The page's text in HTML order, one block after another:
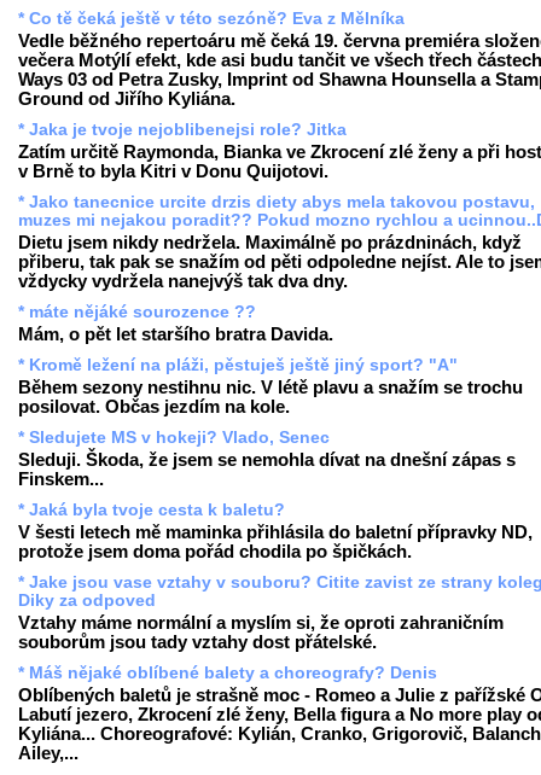
* Co tě čeká ještě v této sezóně? Eva z Mělníka
Vedle běžného repertoáru mě čeká 19. června premiéra
večera Motýlí efekt, kde asi budu tančit ve všech třech
Ways 03 od Petra Zusky, Imprint od Shawna Hounsella a
Ground od Jiřího Kyliána.
* Jaka je tvoje nejoblibenejsi role? Jitka
Zatím určitě Raymonda, Bianka ve Zkrocení zlé ženy a při
v Brně to byla Kitri v Donu Quijotovi.
* Jako tanecnice urcite drzis diety abys mela takovou postavu,
muzes mi nejakou poradit?? Pokud mozno rychlou a
Dietu jsem nikdy nedržela. Maximálně po prázdninách, když
přiberu, tak pak se snažím od pěti odpoledne nejíst. Ale to
vždycky vydržela nanejvýš tak dva dny.
* máte nějáké sourozence ??
Mám, o pět let staršího bratra Davida.
* Kromě ležení na pláži, pěstuješ ještě jiný sport? "A"
Během sezony nestihnu nic. V létě plavu a snažím se trochu
posilovat. Občas jezdím na kole.
* Sledujete MS v hokeji? Vlado, Senec
Sleduji. Škoda, že jsem se nemohla dívat na dnešní zápas s
Finskem...
* Jaká byla tvoje cesta k baletu?
V šesti letech mě maminka přihlásila do baletní přípravky ND,
protože jsem doma pořád chodila po špičkách.
* Jake jsou vase vztahy v souboru? Citite zavist ze strany
Diky za odpoved
Vztahy máme normální a myslím si, že oproti zahraničním
souborům jsou tady vztahy dost přátelské.
* Máš nějaké oblíbené balety a choreografy? Denis
Oblíbených baletů je strašně moc - Romeo a Julie z pařížské
Labutí jezero, Zkrocení zlé ženy, Bella figura a No more play
Kyliána... Choreografové: Kylián, Cranko, Grigorovič,
Ailey,...